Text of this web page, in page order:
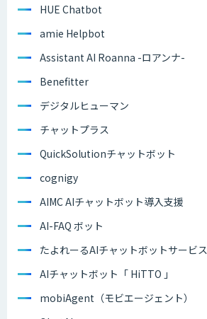
HUE Chatbot
amie Helpbot
Assistant AI Roanna -ロアンナ-
Benefitter
デジタルヒューマン
チャットプラス
QuickSolutionチャットボット
cognigy
AIMC AIチャットボット導入支援
AI-FAQ ボット
たよれーるAIチャットボットサービス
AIチャットボット「 HiTTO 」
mobiAgent（モビエージェント）